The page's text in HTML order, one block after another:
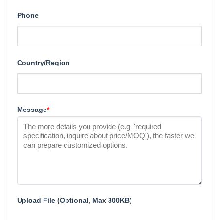
Phone
Country/Region
Message*
Upload File (Optional, Max 300KB)